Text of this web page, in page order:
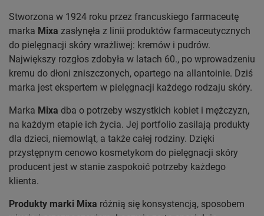
Stworzona w 1924 roku przez francuskiego farmaceutę
marka Mixa zasłynęła z linii produktów farmaceutycznych
do pielęgnacji skóry wrażliwej: kremów i pudrów.
Największy rozgłos zdobyła w latach 60., po wprowadzeniu
kremu do dłoni zniszczonych, opartego na allantoinie. Dziś
marka jest ekspertem w pielęgnacji każdego rodzaju skóry.
Marka Mixa dba o potrzeby wszystkich kobiet i mężczyzn,
na każdym etapie ich życia. Jej portfolio zasilają produkty
dla dzieci, niemowląt, a także całej rodziny. Dzięki
przystępnym cenowo kosmetykom do pielęgnacji skóry
producent jest w stanie zaspokoić potrzeby każdego
klienta.
Produkty marki Mixa różnią się konsystencją, sposobem